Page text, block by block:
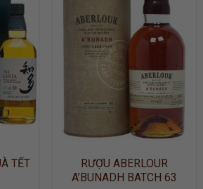
TẾT
ADD TO
WISHLIST
RƯỢU ABERLOUR
A’BUNADH BATCH 63